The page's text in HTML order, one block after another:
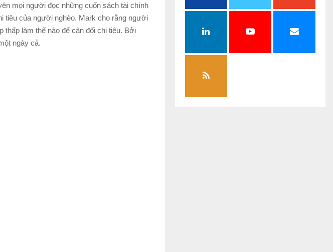
mọi người đọc những cuốn sách tài chính
tiêu của người nghèo. Mark cho rằng người
thấp làm thế nào để cân đối chi tiêu. Bởi
ngày cả.